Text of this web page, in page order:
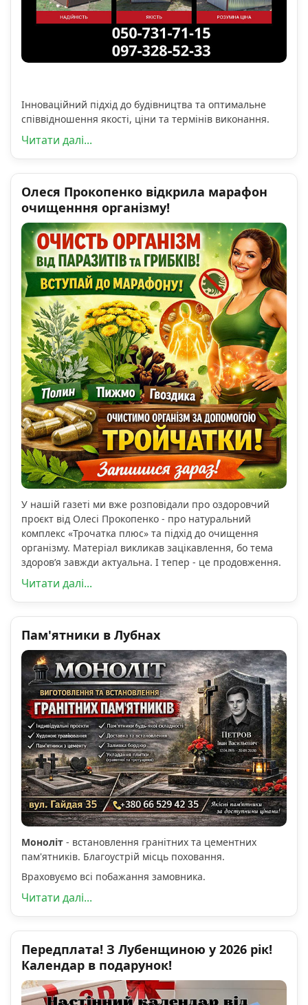
Інноваційний підхід до будівництва та оптимальне
співвідношення якості, ціни та термінів виконання.
Читати далі...
Олеся Прокопенко відкрила марафон
очищенння організму!
У нашій газеті ми вже розповідали про оздоровчий
проєкт від Олесі Прокопенко - про натуральний
комплекс «Трочатка плюс» та підхід до очищення
організму. Матеріал викликав зацікавлення, бо тема
здоров’я завжди актуальна. І тепер - це продовження.
Читати далі...
Пам'ятники в Лубнах
Моноліт - встановлення гранітних та цементних
пам'ятників. Благоустрій місць поховання.
Враховуємо всі побажання замовника.
Читати далі...
Передплата! З Лубенщиною у 2026 рік!
Календар в подарунок!